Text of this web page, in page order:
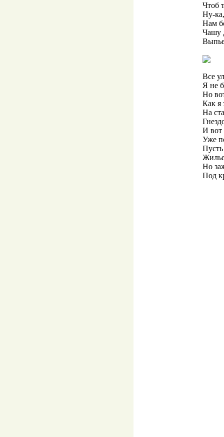
Чтоб
Ну-
Нам
Чашу
Все
Я не
Но
Как я
На
И вот
Уже
Но
Под